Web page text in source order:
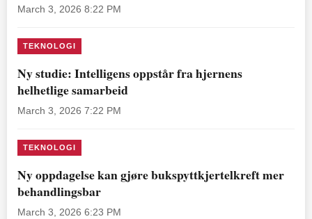
March 3, 2026 8:22 PM
TEKNOLOGI
Ny studie: Intelligens oppstår fra hjernens
helhetlige samarbeid
March 3, 2026 7:22 PM
TEKNOLOGI
Ny oppdagelse kan gjøre bukspyttkjertelkreft mer
behandlingsbar
March 3, 2026 6:23 PM